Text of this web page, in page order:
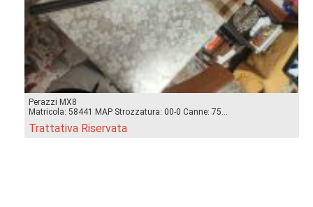
Perazzi MX8
Matricola: 58441 MAP Strozzatura: 00-0 Canne: 75...
Trattativa Riservata